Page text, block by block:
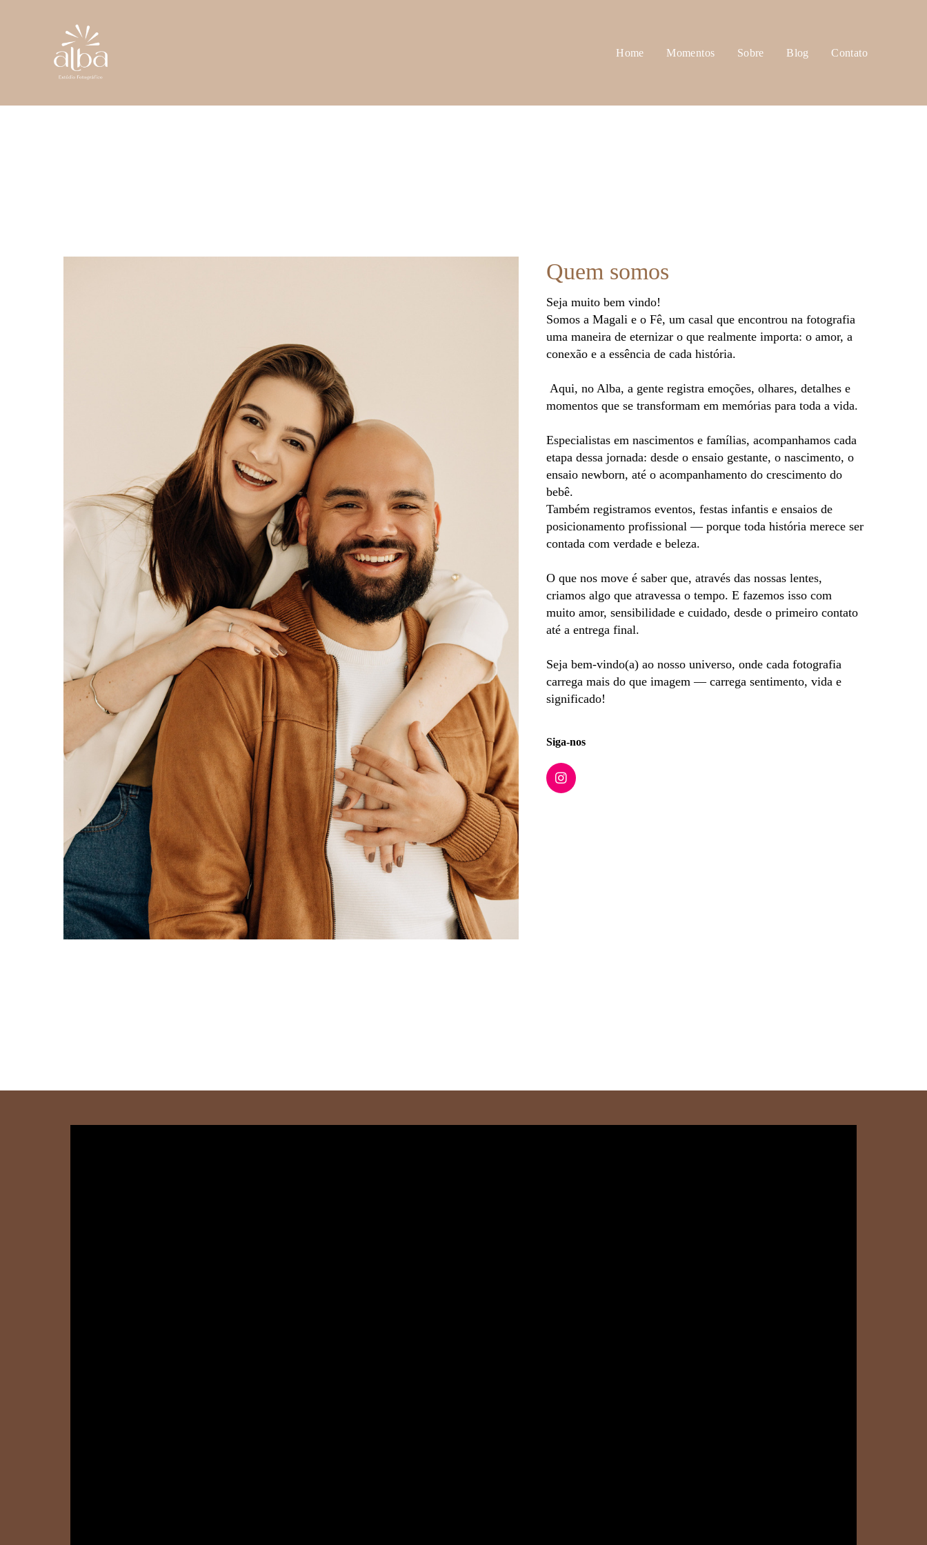
Home Momentos Sobre Blog Contato
Quem somos
Seja muito bem vindo!
Somos a Magali e o Fê, um casal que encontrou na fotografia
uma maneira de eternizar o que realmente importa: o amor, a
conexão e a essência de cada história.
Aqui, no Alba, a gente registra emoções, olhares, detalhes e
momentos que se transformam em memórias para toda a vida.
Especialistas em nascimentos e famílias, acompanhamos cada
etapa dessa jornada: desde o ensaio gestante, o nascimento, o
ensaio newborn, até o acompanhamento do crescimento do
bebê.
Também registramos eventos, festas infantis e ensaios de
posicionamento profissional — porque toda história merece ser
contada com verdade e beleza.
O que nos move é saber que, através das nossas lentes,
criamos algo que atravessa o tempo. E fazemos isso com
muito amor, sensibilidade e cuidado, desde o primeiro contato
até a entrega final.
Seja bem-vindo(a) ao nosso universo, onde cada fotografia
carrega mais do que imagem — carrega sentimento, vida e
significado!
Siga-nos